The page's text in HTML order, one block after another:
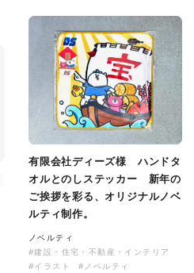
有限会社ディーズ様 ハンドタ
オルとのしステッカー 新年の
ご挨拶を彩る、オリジナルノベ
ルティ制作。
ノベルティ
#建設・住宅・不動産・インテリア
#イラスト
#ノベルティ